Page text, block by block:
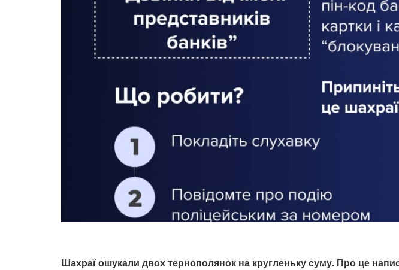
Шахраї ошукали двох тернополянок на кругленьку суму. Про це